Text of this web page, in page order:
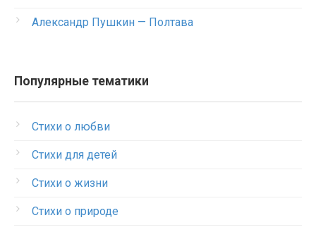
Александр Пушкин — Полтава
Популярные тематики
Стихи о любви
Стихи для детей
Стихи о жизни
Стихи о природе